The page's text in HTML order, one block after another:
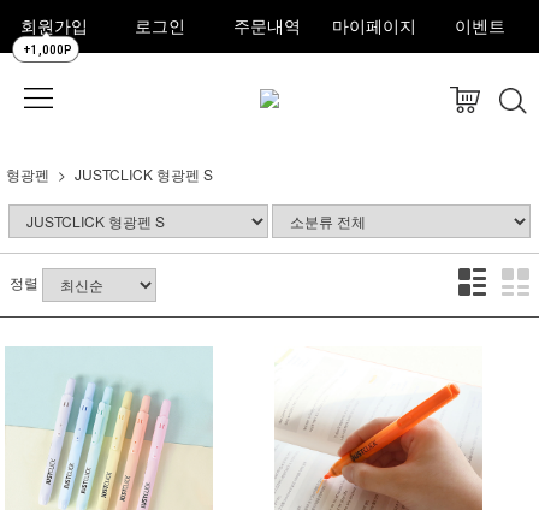
회원가입
+1,000P
로그인 주문내역 마이페이지 이벤트
형광펜 JUSTCLICK 형광펜 S
정렬